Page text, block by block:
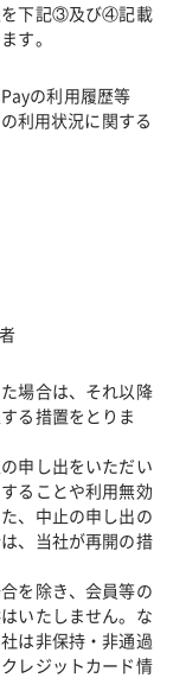
を下記③及び④記載
す。
の利用履歴等
利用状況に関する
場合は、それ以降
る措置をとりま
申し出をいただい
ることや利用無効
、中止の申し出の
、当社が再開の措
を除き、会員等の
いたしません。な
は非保持・非通過
レジットカード情